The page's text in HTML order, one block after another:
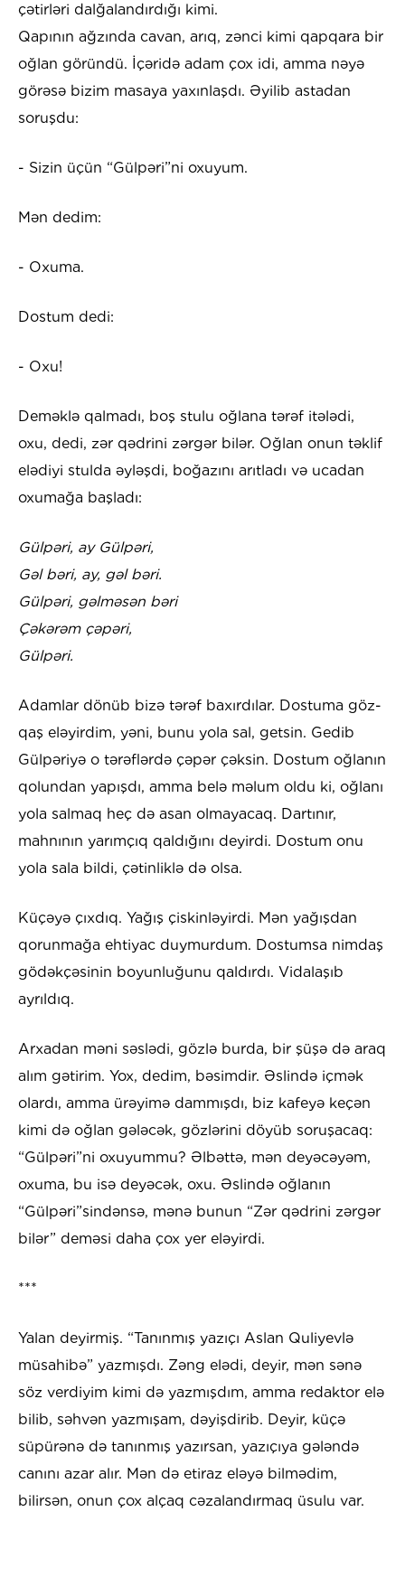
çətirləri dalğalandırdığı kimi.
Qapının ağzında cavan, arıq, zənci kimi qapqara bir
oğlan göründü. İçəridə adam çox idi, amma nəyə
görəsə bizim masaya yaxınlaşdı. Əyilib astadan
soruşdu:
- Sizin üçün “Gülpəri”ni oxuyum.
Mən dedim:
- Oxuma.
Dostum dedi:
- Oxu!
Deməklə qalmadı, boş stulu oğlana tərəf itələdi,
oxu, dedi, zər qədrini zərgər bilər. Oğlan onun təklif
elədiyi stulda əyləşdi, boğazını arıtladı və ucadan
oxumağa başladı:
Gülpəri, ay Gülpəri,
Gəl bəri, ay, gəl bəri.
Gülpəri, gəlməsən bəri
Çəkərəm çəpəri,
Gülpəri.
Adamlar dönüb bizə tərəf baxırdılar. Dostuma göz-
qaş eləyirdim, yəni, bunu yola sal, getsin. Gedib
Gülpəriyə o tərəflərdə çəpər çəksin. Dostum oğlanın
qolundan yapışdı, amma belə məlum oldu ki, oğlanı
yola salmaq heç də asan olmayacaq. Dartınır,
mahnının yarımçıq qaldığını deyirdi. Dostum onu
yola sala bildi, çətinliklə də olsa.
Küçəyə çıxdıq. Yağış çiskinləyirdi. Mən yağışdan
qorunmağa ehtiyac duymurdum. Dostumsa nimdaş
gödəkçəsinin boyunluğunu qaldırdı. Vidalaşıb
ayrıldıq.
Arxadan məni səslədi, gözlə burda, bir şüşə də araq
alım gətirim. Yox, dedim, bəsimdir. Əslində içmək
olardı, amma ürəyimə dammışdı, biz kafeyə keçən
kimi də oğlan gələcək, gözlərini döyüb soruşacaq:
“Gülpəri”ni oxuyummu? Əlbəttə, mən deyəcəyəm,
oxuma, bu isə deyəcək, oxu. Əslində oğlanın
“Gülpəri”sindənsə, mənə bunun “Zər qədrini zərgər
bilər” deməsi daha çox yer eləyirdi.
***
Yalan deyirmiş. “Tanınmış yazıçı Aslan Quliyevlə
müsahibə” yazmışdı. Zəng elədi, deyir, mən sənə
söz verdiyim kimi də yazmışdım, amma redaktor elə
bilib, səhvən yazmışam, dəyişdirib. Deyir, küçə
süpürənə də tanınmış yazırsan, yazıçıya gələndə
canını azar alır. Mən də etiraz eləyə bilmədim,
bilirsən, onun çox alçaq cəzalandırmaq üsulu var.